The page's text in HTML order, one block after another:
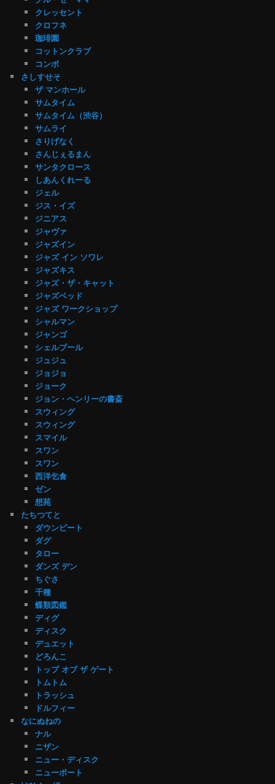
クレッセント
クロフネ
珈琲園
コットンクラブ
コンボ
さしすせそ
ザ マンホール
サムタイム
サムタイム（渋谷）
サムライ
さりげなく
さんじぇるまん
サンタクロース
しあんくれーる
ジェル
ジス・イズ
ジニアス
ジャヴァ
ジャズイン
ジャズ イン ソワレ
ジャズキス
ジャズ・ザ・キャット
ジャズベッド
ジャズ ワークショップ
シャルマン
ジャンゴ
シェルブール
ジュジュ
ジョジョ
ジョーク
ジョン・ヘンリーの書斎
スウィング
スウィング
スマイル
スワン
スワン
西洋乞食
ゼン
想苑
たちつてと
ダウンビート
ダグ
タロー
ダンズ デン
ちぐさ
千種
蝶類図鑑
ディグ
ディスク
デュエット
どろんこ
トップ オブ ザ ゲート
トムトム
トラッシュ
ドルフィー
なにぬねの
ナル
ニザン
ニュー・ディスク
ニューポート